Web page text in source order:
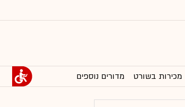
מכירות בשורט מדורים נוספים